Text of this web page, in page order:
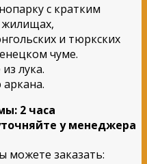
с кратким
жилищах,
и тюркских
чуме.
лука.
2 часа
у менеджера
можете заказать: